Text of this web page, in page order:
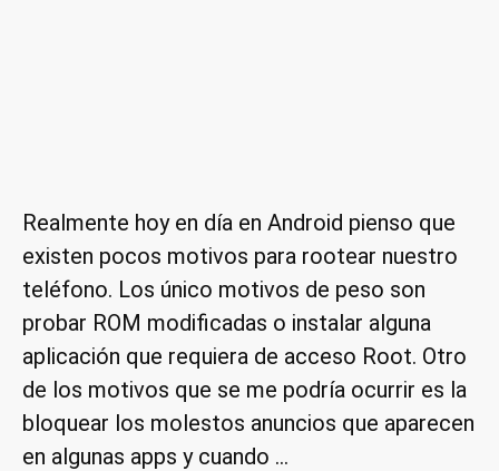
Realmente hoy en día en Android pienso que
existen pocos motivos para rootear nuestro
teléfono. Los único motivos de peso son
probar ROM modificadas o instalar alguna
aplicación que requiera de acceso Root. Otro
de los motivos que se me podría ocurrir es la
bloquear los molestos anuncios que aparecen
en algunas apps y cuando …